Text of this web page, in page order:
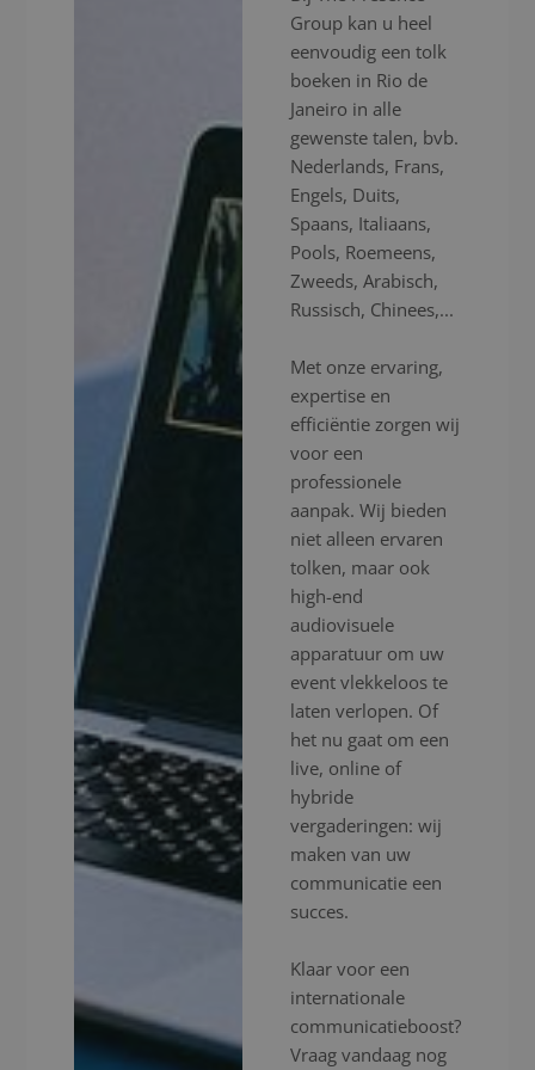
Group kan u heel
eenvoudig een tolk
boeken in Rio de
Janeiro in alle
gewenste talen, bvb.
Nederlands, Frans,
Engels, Duits,
Spaans, Italiaans,
Pools, Roemeens,
Zweeds, Arabisch,
Russisch, Chinees,...
Met onze ervaring,
expertise en
efficiëntie zorgen wij
voor een
professionele
aanpak. Wij bieden
niet alleen ervaren
tolken, maar ook
high-end
audiovisuele
apparatuur om uw
event vlekkeloos te
laten verlopen. Of
het nu gaat om een
live, online of
hybride
vergaderingen: wij
maken van uw
communicatie een
succes.
Klaar voor een
internationale
communicatieboost?
Vraag vandaag nog